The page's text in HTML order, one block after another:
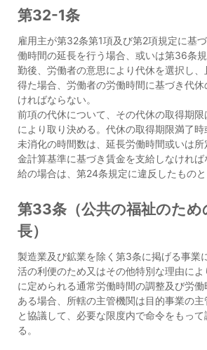
第32-1条
雇用主が第32条第1項及び第2項規定に基
働時間の延長を行う場合、或いは第36条
勤後、労働者の意思により代休を選択し
得た場合、労働者の労働時間に基づき代
ければならない。
前項の代休について、その代休の取得期
により取り決める。代休の取得期限満了
未消化の時間数は、延長労働時間或いは
金計算基準に基づき賃金を支給しなけれ
給の場合は、第24条規定に違反したものと
第33条（公共の福祉のため
長）
製造業及び鉱業を除く第3条に掲げる事業
活の利便のため又はその他特別な理由に
に定められる通常労働時間の調整及び労
ある場合、所轄の主管機関は目的事業の
と協議して、必要な限度内で命令をもっ
る。